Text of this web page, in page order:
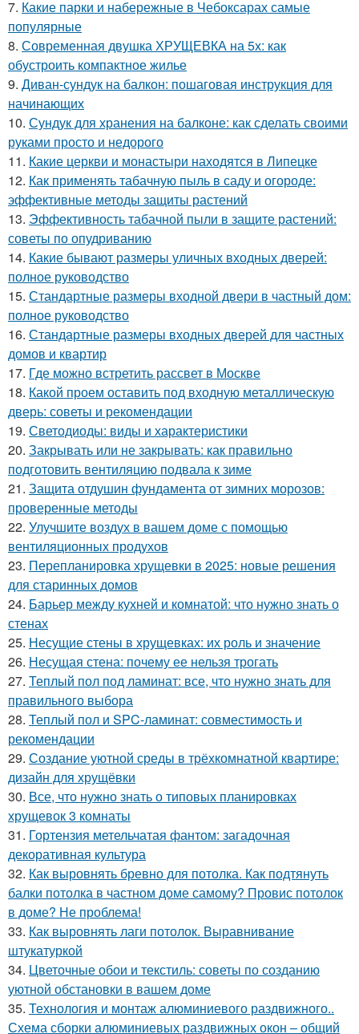
7. Какие парки и набережные в Чебоксарах самые
популярные
8. Современная двушка ХРУЩЕВКА на 5х: как
обустроить компактное жилье
9. Диван-сундук на балкон: пошаговая инструкция для
начинающих
10. Сундук для хранения на балконе: как сделать своими
руками просто и недорого
11. Какие церкви и монастыри находятся в Липецке
12. Как применять табачную пыль в саду и огороде:
эффективные методы защиты растений
13. Эффективность табачной пыли в защите растений:
советы по опудриванию
14. Какие бывают размеры уличных входных дверей:
полное руководство
15. Стандартные размеры входной двери в частный дом:
полное руководство
16. Стандартные размеры входных дверей для частных
домов и квартир
17. Где можно встретить рассвет в Москве
18. Какой проем оставить под входную металлическую
дверь: советы и рекомендации
19. Светодиоды: виды и характеристики
20. Закрывать или не закрывать: как правильно
подготовить вентиляцию подвала к зиме
21. Защита отдушин фундамента от зимних морозов:
проверенные методы
22. Улучшите воздух в вашем доме с помощью
вентиляционных продухов
23. Перепланировка хрущевки в 2025: новые решения
для старинных домов
24. Барьер между кухней и комнатой: что нужно знать о
стенах
25. Несущие стены в хрущевках: их роль и значение
26. Несущая стена: почему ее нельзя трогать
27. Теплый пол под ламинат: все, что нужно знать для
правильного выбора
28. Теплый пол и SPC-ламинат: совместимость и
рекомендации
29. Создание уютной среды в трёхкомнатной квартире:
дизайн для хрущёвки
30. Все, что нужно знать о типовых планировках
хрущевок 3 комнаты
31. Гортензия метельчатая фантом: загадочная
декоративная культура
32. Как выровнять бревно для потолка. Как подтянуть
балки потолка в частном доме самому? Провис потолок
в доме? Не проблема!
33. Как выровнять лаги потолок. Выравнивание
штукатуркой
34. Цветочные обои и текстиль: советы по созданию
уютной обстановки в вашем доме
35. Технология и монтаж алюминиевого раздвижного..
Схема сборки алюминиевых раздвижных окон – общий